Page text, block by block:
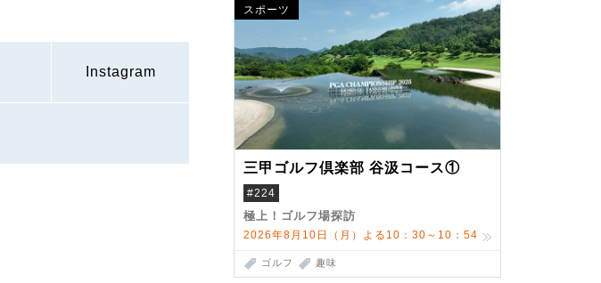
スポーツ
三甲ゴルフ倶楽部 谷汲コース①
#224
極上！ゴルフ場探訪
2026年8月10日（月）よる10：30～10：54
ゴルフ 趣味
Instagram